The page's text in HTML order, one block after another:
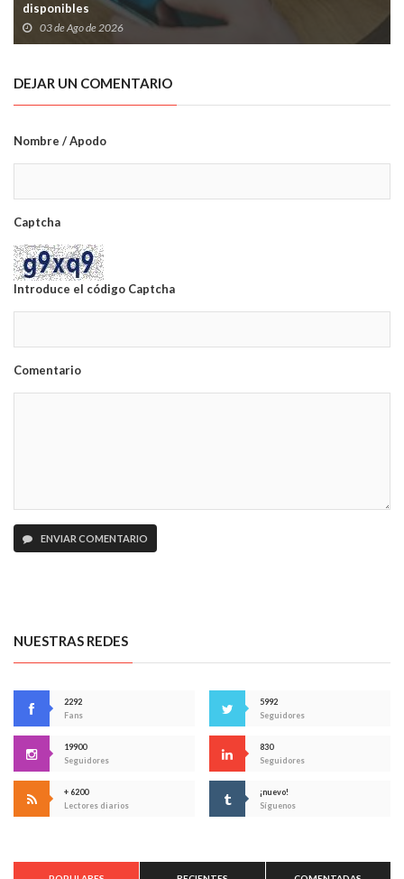
disponibles
03 de Ago de 2026
DEJAR UN COMENTARIO
Nombre / Apodo
Captcha
Introduce el código Captcha
Comentario
ENVIAR COMENTARIO
NUESTRAS REDES
2292
Fans
5992
Seguidores
19900
Seguidores
830
Seguidores
+ 6200
Lectores diarios
¡nuevo!
Síguenos